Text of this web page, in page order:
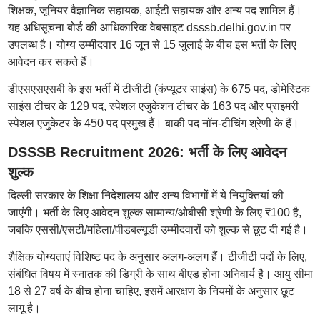
शिक्षक, जूनियर वैज्ञानिक सहायक, आईटी सहायक और अन्य पद शामिल हैं।
यह अधिसूचना बोर्ड की आधिकारिक वेबसाइट dsssb.delhi.gov.in पर
उपलब्ध है। योग्य उम्मीदवार 16 जून से 15 जुलाई के बीच इस भर्ती के लिए
आवेदन कर सकते हैं।
डीएसएसएसबी के इस भर्ती में टीजीटी (कंप्यूटर साइंस) के 675 पद, डोमेस्टिक
साइंस टीचर के 129 पद, स्पेशल एजुकेशन टीचर के 163 पद और प्राइमरी
स्पेशल एजुकेटर के 450 पद प्रमुख हैं। बाकी पद नॉन-टीचिंग श्रेणी के हैं।
DSSSB Recruitment 2026: भर्ती के लिए आवेदन
शुल्क
दिल्ली सरकार के शिक्षा निदेशालय और अन्य विभागों में ये नियुक्तियां की
जाएंगी। भर्ती के लिए आवेदन शुल्क सामान्य/ओबीसी श्रेणी के लिए ₹100 है,
जबकि एससी/एसटी/महिला/पीडबल्यूडी उम्मीदवारों को शुल्क से छूट दी गई है।
शैक्षिक योग्यताएं विशिष्ट पद के अनुसार अलग-अलग हैं। टीजीटी पदों के लिए,
संबंधित विषय में स्नातक की डिग्री के साथ बीएड होना अनिवार्य है। आयु सीमा
18 से 27 वर्ष के बीच होना चाहिए, इसमें आरक्षण के नियमों के अनुसार छूट
लागू है।